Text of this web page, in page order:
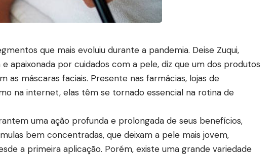
que mais evoluiu durante a pandemia. Deise Zuqui,
apaixonada por cuidados com a pele, diz que um dos produtos
as máscaras faciais. Presente nas farmácias, lojas de
na internet, elas têm se tornado essencial na rotina de
uma ação profunda e prolongada de seus benefícios,
bem concentradas, que deixam a pele mais jovem,
a primeira aplicação. Porém, existe uma grande variedade